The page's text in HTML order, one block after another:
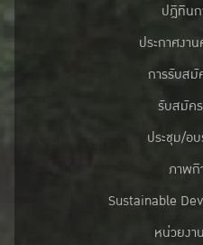
ปฎิทิน
ประกาศงา
การรับส
รับสมัค
ประชุม/อ
ภาพกิ
Sustainable
หน่วยง